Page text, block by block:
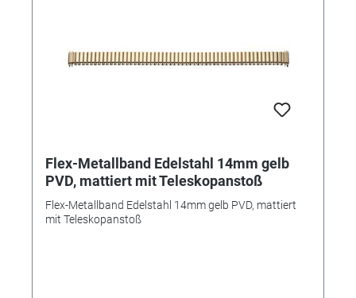
Flex-Metallband Edelstahl 14mm gelb
PVD, mattiert mit Teleskopanstoß
Flex-Metallband Edelstahl 14mm gelb PVD, mattiert
mit Teleskopanstoß